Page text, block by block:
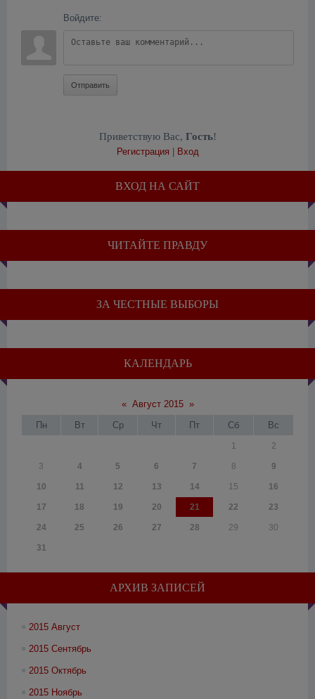
Войдите:
Отправить
Приветствую Вас, Гость!
Регистрация Вход
ВХОД НА САЙТ
ЧИТАЙТЕ ПРАВДУ
ЗА ЧЕСТНЫЕ ВЫБОРЫ
КАЛЕНДАРЬ
« Август 2015 »
Пн
Вт Ср Чт Пт Сб Вс
1 2
3 4 5 6 7 8 9
10 11 12 13 14 15 16
17 18 19 20 21 22 23
24 25 26 27 28 29 30
31
АРХИВ ЗАПИСЕЙ
2015 Август
2015 Сентябрь
2015 Октябрь
2015 Ноябрь